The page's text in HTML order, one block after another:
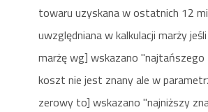
towaru uzyskana w ostatnich 12
uwzględniana w kalkulacji marży
marżę wg] wskazano "najtańszego
koszt nie jest znany ale w
zerowy to] wskazano "najniższy